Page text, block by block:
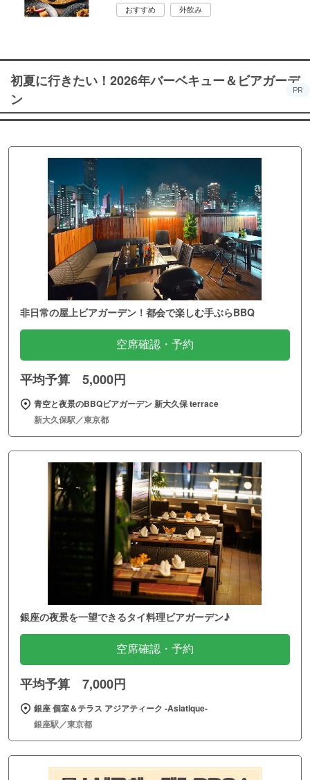
おすすめ 外飲み
初夏に行きたい！2026年バーベキュー＆ビアガーデ
ン
PR
非日常の屋上ビアガーデン！都会で楽しむ手ぶらBBQ
空席確認・予約
平均予算 5,000円
青空と夜景のBBQビアガーデン 新大久保 terrace
新大久保駅／東京都
銀座の夜景を一望できるタイ料理ビアガーデン♪
空席確認・予約
平均予算 7,000円
銀座 個室＆テラス アジアティーク ‐Asiatique‐
銀座駅／東京都